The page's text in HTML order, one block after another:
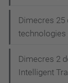
Dimecres 25
technologies
Dimecres 2
Intelligent